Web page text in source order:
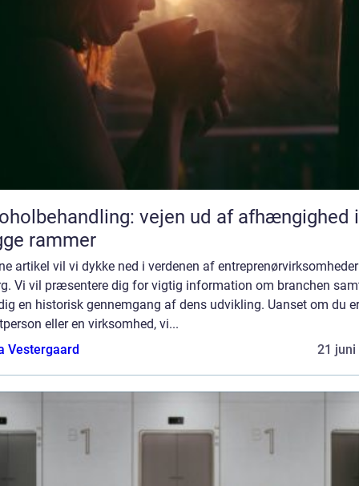
vejen ud af afhængighed i
rammer
artikel vil vi dykke ned i verdenen af
Vi vil præsentere dig for vigtig information om branchen
en historisk gennemgang af dens udvikling. Uanset om du
eller en virksomhed, vi...
Vestergaard
21 juni